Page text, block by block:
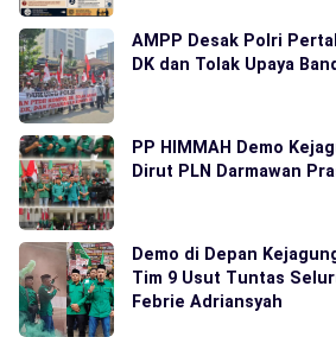
AMPP Desak Polri
DK dan Tolak Upaya
PP HIMMAH Demo
Dirut PLN Darmawan
Demo di Depan
Tim 9 Usut Tuntas
Febrie Adriansyah